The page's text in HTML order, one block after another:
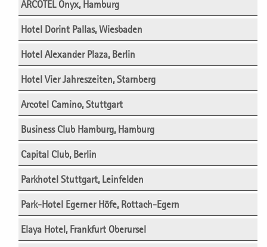
ARCOTEL Onyx, Hamburg
Hotel Dorint Pallas, Wiesbaden
Hotel Alexander Plaza, Berlin
Hotel Vier Jahreszeiten, Starnberg
Arcotel Camino, Stuttgart
Business Club Hamburg, Hamburg
Capital Club, Berlin
Parkhotel Stuttgart, Leinfelden
Park-Hotel Egerner Höfe, Rottach-Egern
Elaya Hotel, Frankfurt Oberursel